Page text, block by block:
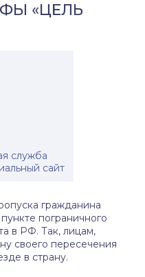
«ЦЕЛЬ
служба
сайт
гражданина
пограничного
в РФ. Так, лицам,
своего пересечения
в страну.